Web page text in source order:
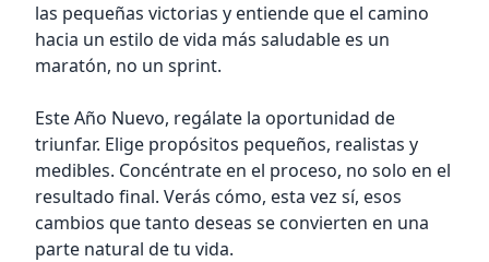
las pequeñas victorias y entiende que el camino
hacia un estilo de vida más saludable es un
maratón, no un sprint.
Este Año Nuevo, regálate la oportunidad de
triunfar. Elige propósitos pequeños, realistas y
medibles. Concéntrate en el proceso, no solo en el
resultado final. Verás cómo, esta vez sí, esos
cambios que tanto deseas se convierten en una
parte natural de tu vida.